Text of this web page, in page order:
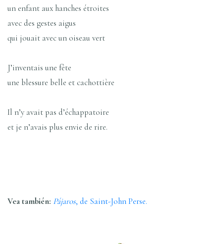
un enfant aux hanches étroites
avec des gestes aigus
qui jouait avec un oiseau vert
J’inventais une fête
une blessure belle et cachottière
Il n’y avait pas d’échappatoire
et je n’avais plus envie de rire.
Vea también: Pájaros, de Saint-John Perse.